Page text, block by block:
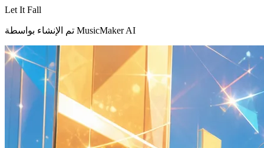
Let It Fall
تم الإنشاء بواسطة MusicMaker AI